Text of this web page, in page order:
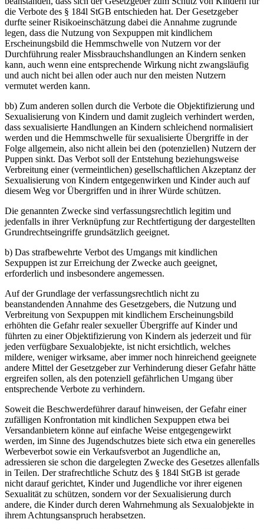
die Verbote des § 184l StGB entschieden hat. Der Gesetzgeber
durfte seiner Risikoeinschätzung dabei die Annahme zugrunde
legen, dass die Nutzung von Sexpuppen mit kindlichem
Erscheinungsbild die Hemmschwelle von Nutzern vor der
Durchführung realer Missbrauchshandlungen an Kindern senken
kann, auch wenn eine entsprechende Wirkung nicht zwangsläufig
und auch nicht bei allen oder auch nur den meisten Nutzern
vermutet werden kann.
bb) Zum anderen sollen durch die Verbote die Objektifizierung und
Sexualisierung von Kindern und damit zugleich verhindert werden,
dass sexualisierte Handlungen an Kindern schleichend normalisiert
werden und die Hemmschwelle für sexualisierte Übergriffe in der
Folge allgemein, also nicht allein bei den (potenziellen) Nutzern der
Puppen sinkt. Das Verbot soll der Entstehung beziehungsweise
Verbreitung einer (vermeintlichen) gesellschaftlichen Akzeptanz der
Sexualisierung von Kindern entgegenwirken und Kinder auch auf
diesem Weg vor Übergriffen und in ihrer Würde schützen.
Die genannten Zwecke sind verfassungsrechtlich legitim und
jedenfalls in ihrer Verknüpfung zur Rechtfertigung der dargestellten
Grundrechtseingriffe grundsätzlich geeignet.
b) Das strafbewehrte Verbot des Umgangs mit kindlichen
Sexpuppen ist zur Erreichung der Zwecke auch geeignet,
erforderlich und insbesondere angemessen.
Auf der Grundlage der verfassungsrechtlich nicht zu
beanstandenden Annahme des Gesetzgebers, die Nutzung und
Verbreitung von Sexpuppen mit kindlichem Erscheinungsbild
erhöhten die Gefahr realer sexueller Übergriffe auf Kinder und
führten zu einer Objektifizierung von Kindern als jederzeit und für
jeden verfügbare Sexualobjekte, ist nicht ersichtlich, welches
mildere, weniger wirksame, aber immer noch hinreichend geeignete
andere Mittel der Gesetzgeber zur Verhinderung dieser Gefahr hätte
ergreifen sollen, als den potenziell gefährlichen Umgang über
entsprechende Verbote zu verhindern.
Soweit die Beschwerdeführer darauf hinweisen, der Gefahr einer
zufälligen Konfrontation mit kindlichen Sexpuppen etwa bei
Versandanbietern könne auf einfache Weise entgegengewirkt
werden, im Sinne des Jugendschutzes biete sich etwa ein generelles
Werbeverbot sowie ein Verkaufsverbot an Jugendliche an,
adressieren sie schon die dargelegten Zwecke des Gesetzes allenfalls
in Teilen. Der strafrechtliche Schutz des § 184l StGB ist gerade
nicht darauf gerichtet, Kinder und Jugendliche vor ihrer eigenen
Sexualität zu schützen, sondern vor der Sexualisierung durch
andere, die Kinder durch deren Wahrnehmung als Sexualobjekte in
ihrem Achtungsanspruch herabsetzen.